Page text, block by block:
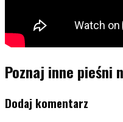
Poznaj inne pieśni
Dodaj komentarz